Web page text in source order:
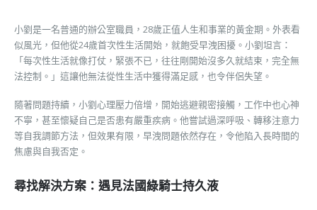
小劉是一名普通的辦公室職員，28歲正值人生和事業的黃金期。外表看
似風光，但他從24歲首次性生活開始，就飽受早洩困擾。小劉坦言：
「每次性生活就像打仗，緊張不已，往往剛開始沒多久就結束，完全無
法控制。」這讓他無法從性生活中獲得滿足感，也令伴侶失望。
隨著問題持續，小劉心理壓力倍增，開始逃避親密接觸，工作中也心神
不寧，甚至懷疑自己是否患有嚴重疾病。他嘗試過深呼吸、轉移注意力
等自我調節方法，但效果有限，早洩問題依然存在，令他陷入長時間的
焦慮與自我否定。
尋找解決方案：遇見法國綠騎士持久液